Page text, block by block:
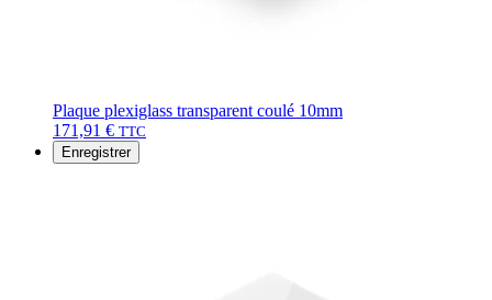
Plaque plexiglass transparent coulé 10mm
171,91 € TTC
Enregistrer